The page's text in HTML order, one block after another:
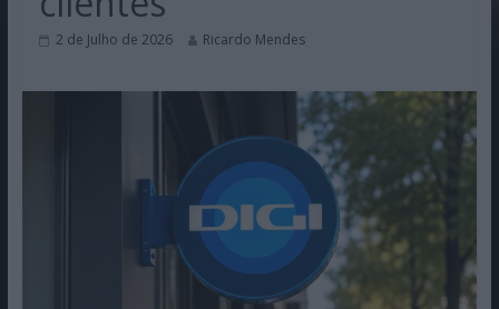
2 de Julho de 2026 Ricardo Mendes